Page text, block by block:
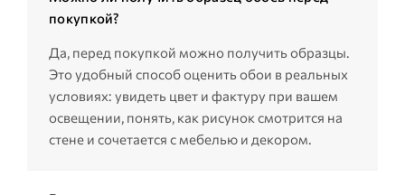
покупкой?
Да, перед покупкой можно получить образцы.
Это удобный способ оценить обои в реальных
условиях: увидеть цвет и фактуру при вашем
освещении, понять, как рисунок смотрится на
стене и сочетается с мебелью и декором.